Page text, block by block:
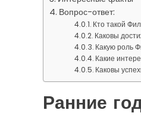
Вопрос-ответ:
Кто такой
Каковы
Какую роль
Какие
Каковы
Ранние